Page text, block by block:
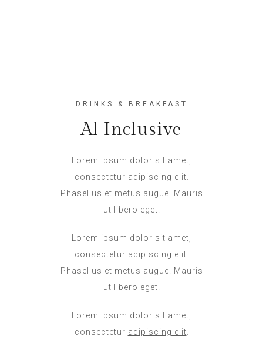
DRINKS & BREAKFAST
Al Inclusive
Lorem ipsum dolor sit amet,
consectetur adipiscing elit.
Phasellus et metus augue. Mauris
ut libero eget.
Lorem ipsum dolor sit amet,
consectetur adipiscing elit.
Phasellus et metus augue. Mauris
ut libero eget.
Lorem ipsum dolor sit amet,
consectetur adipiscing elit